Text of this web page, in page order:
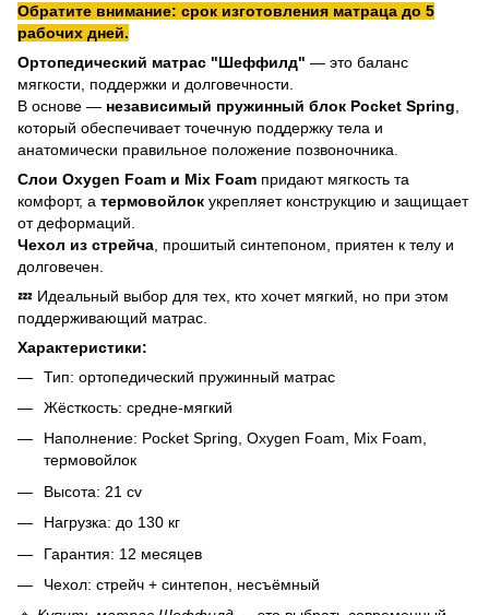
Обратите внимание: срок изготовления матраца до 5
рабочих дней.
Ортопедический матрас "Шеффилд" — это баланс
мягкости, поддержки и долговечности.
В основе — независимый пружинный блок Pocket Spring
который обеспечивает точечную поддержку тела и
анатомически правильное положение позвоночника.
Слои Oxygen Foam и Mix Foam придают мягкость та
комфорт, а термовойлок укрепляет конструкцию и защищает
от деформаций.
Чехол из стрейча , прошитый синтепоном, приятен к телу и
долговечен.
💤 Идеальный выбор для тех, кто хочет мягкий, но при этом
поддерживающий матрас.
Характеристики:
Тип: ортопедический пружинный матрас
Жёсткость: средне-мягкий
Наполнение: Pocket Spring, Oxygen Foam, Mix Foam,
термовойлок
Высота: 21 cv
Нагрузка: до 130 кг
Гарантия: 12 месяцев
Чехол: стрейч + синтепон, несъёмный